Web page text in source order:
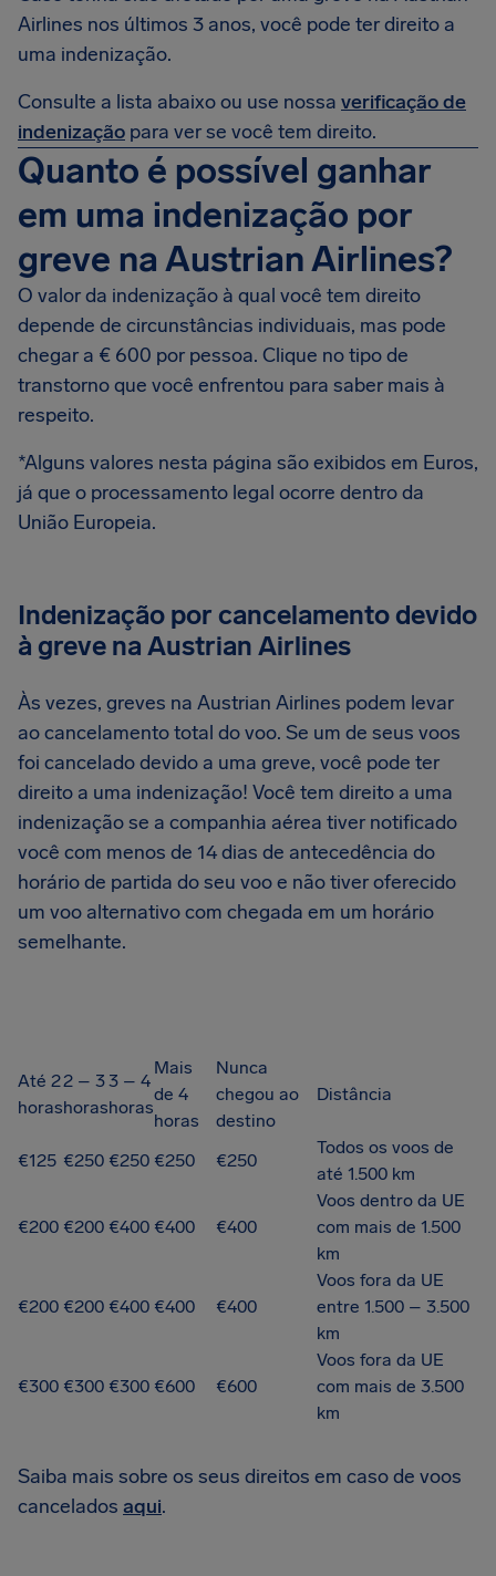
Airlines nos últimos 3 anos, você pode ter direito a
uma indenização.
Consulte a lista abaixo ou use nossa verificação de
indenização para ver se você tem direito.
Quanto é possível ganhar
em uma indenização por
greve na Austrian Airlines?
O valor da indenização à qual você tem direito
depende de circunstâncias individuais, mas pode
chegar a € 600 por pessoa. Clique no tipo de
transtorno que você enfrentou para saber mais à
respeito.
*Alguns valores nesta página são exibidos em Euros,
já que o processamento legal ocorre dentro da
União Europeia.
Indenização por cancelamento devido
à greve na Austrian Airlines
Às vezes, greves na Austrian Airlines podem levar
ao cancelamento total do voo. Se um de seus voos
foi cancelado devido a uma greve, você pode ter
direito a uma indenização! Você tem direito a uma
indenização se a companhia aérea tiver notificado
você com menos de 14 dias de antecedência do
horário de partida do seu voo e não tiver oferecido
um voo alternativo com chegada em um horário
semelhante.
Até 2
horas
2 – 3
horas
3 – 4
horas
Mais
de 4
horas
Nunca
chegou ao
destino
Distância
€125 €250 €250 €250 €250
Todos os voos de
até 1.500 km
€200 €200 €400 €400 €400
Voos dentro da UE
com mais de 1.500
km
€200 €200 €400 €400 €400
Voos fora da UE
entre 1.500 – 3.500
km
€300 €300 €300 €600 €600
Voos fora da UE
com mais de 3.500
km
Saiba mais sobre os seus direitos em caso de voos
cancelados aqui.